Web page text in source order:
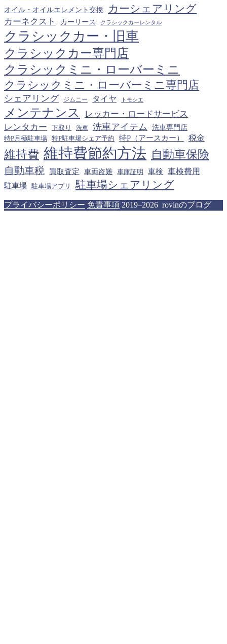
オイル・オイルエレメント交換 カーシェアリング
カーネクスト カーリース クラシックカーレンタル
クラシックカー・旧車
クラシックカー専門店
クラシックミニ・ローバーミニ
クラシックミニ・ローバーミニ専門店
シェアリング ジムニー タイヤ トモシエ
メンテナンス
レッカー・ロードサービス
レンタカー
下取り 洗車 洗車アイテム
洗車専門店
特P月極駐車場
特P駐車場シェア予約 特P（アースカー） 税金
維持費 維持費節約方法 自動車保険
自動車税 買取査定 車両盗難 車庫証明 車検 車検費用
駐車場 駐車場アプリ 駐車場シェアリング
プライバシーポリシー 免責事項 2019–2026 rovinのブログ